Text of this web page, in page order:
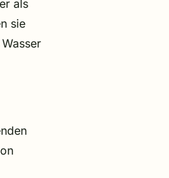
als
sie